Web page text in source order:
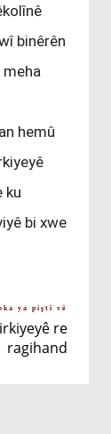
binêrên
hemû
ku
bi xwe
ya piştî vê
re
ragihand